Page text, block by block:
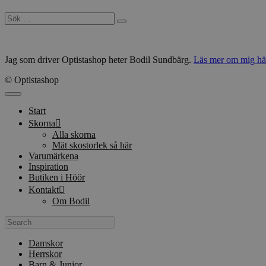
Sök
efter:
Jag som driver Optistashop heter Bodil Sundbärg. Läs mer om mig
© Optistashop
Stäng
Start
Skorna
Alla skorna
Mät skostorlek så här
Varumärkena
Inspiration
Butiken i Höör
Kontakt
Om Bodil
Search
Damskor
Herrskor